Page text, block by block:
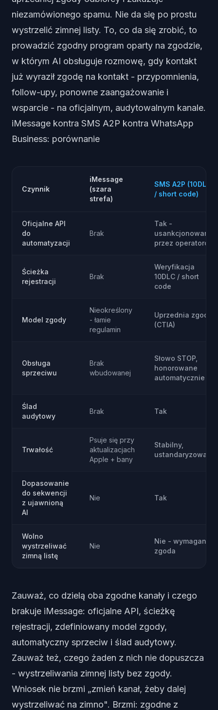
niezamówionego spamu. Nie da się po prostu
wystrzelić zimnej listy. To, co da się zrobić, to
prowadzić zgodny program oparty na zgodzie,
w którym AI obsługuje rozmowę, gdy kontakt
już wyraził zgodę na kontakt - przypomnienia,
follow-upy, ponowne zaangażowanie i
wsparcie - na oficjalnym, audytowalnym kanale.
iMessage kontra SMS A2P kontra WhatsApp
Business: porównanie
Czynnik
iMessage
(szara
strefa)
SMS A2P (10DLC
/ short code)
Oficjalne API
do
automatyzacji
Brak
Tak -
usankcjonowane
przez operatorów
Ścieżka
rejestracji
Brak
Weryfikacja
10DLC / short
code
Model zgody
Nieokreślony
- łamie
regulamin
Uprzednia zgoda
(CTIA)
Obsługa
sprzeciwu
Brak
wbudowanej
Słowo STOP,
honorowane
automatycznie
Ślad
audytowy
Brak Tak
Trwałość
Psuje się przy
aktualizacjach
Apple + bany
Stabilny,
ustandaryzowany
Dopasowanie
do sekwencji
z ujawnioną
AI
Nie Tak
Wolno
wystrzeliwać
zimną listę
Nie
Nie - wymagana
zgoda
Zauważ, co dzielą oba zgodne kanały i czego
brakuje iMessage: oficjalne API, ścieżkę
rejestracji, zdefiniowany model zgody,
automatyczny sprzeciw i ślad audytowy.
Zauważ też, czego żaden z nich nie dopuszcza
- wystrzeliwania zimnej listy bez zgody.
Wniosek nie brzmi „zmień kanał, żeby dalej
wystrzeliwać na zimno". Brzmi: zgodne z